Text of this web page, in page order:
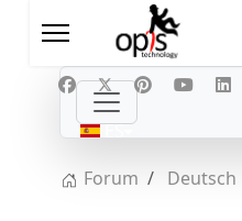
Seleccione su idioma
ES
Forum
Deutsch